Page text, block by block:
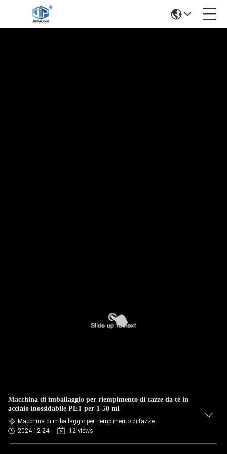
Macchina di imballaggio per riempimento di tazze da tè in
acciaio inossidabile PET per 1-50 ml
Macchina di imballaggio per riempimento di tazze
2024-12-24
12 views